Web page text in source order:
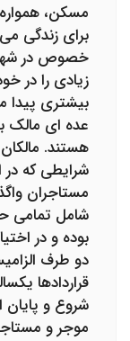
مسکن، همواره
برای زندگی
خصوص در
زیادی را در
بیشتری پیدا
عده ای مالک
هستند.
شرایطی که در
مستاجران
شامل تمامی
بوده و در
دو طرف
قراردادها
شروع و پایان
موجر و